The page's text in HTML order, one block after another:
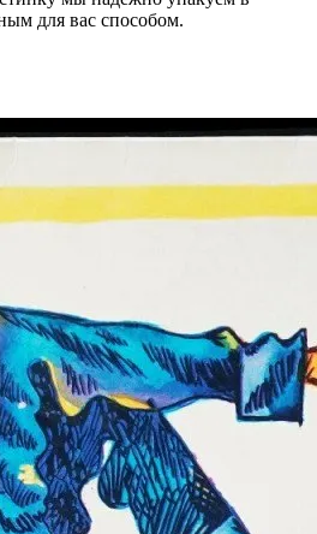
для вас способом.